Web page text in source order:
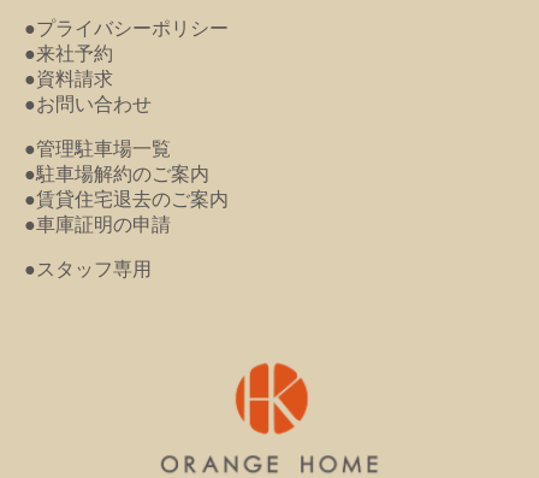
●プライバシーポリシー
●来社予約
●資料請求
●お問い合わせ
●管理駐車場一覧
●駐車場解約のご案内
●賃貸住宅退去のご案内
●車庫証明の申請
●スタッフ専用